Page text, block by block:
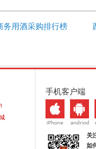
务用酒采购排行榜
手机客户端
关
如